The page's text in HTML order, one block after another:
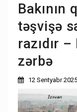
Bakının
təşvişə
razıdır
zərbə
12 Sentyabr